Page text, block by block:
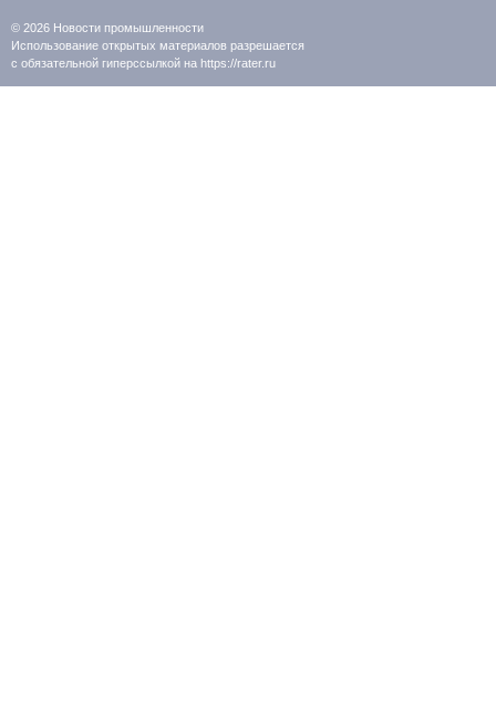
© 2026 Новости промышленности
Использование открытых материалов разрешается
с обязательной гиперссылкой на https://rater.ru